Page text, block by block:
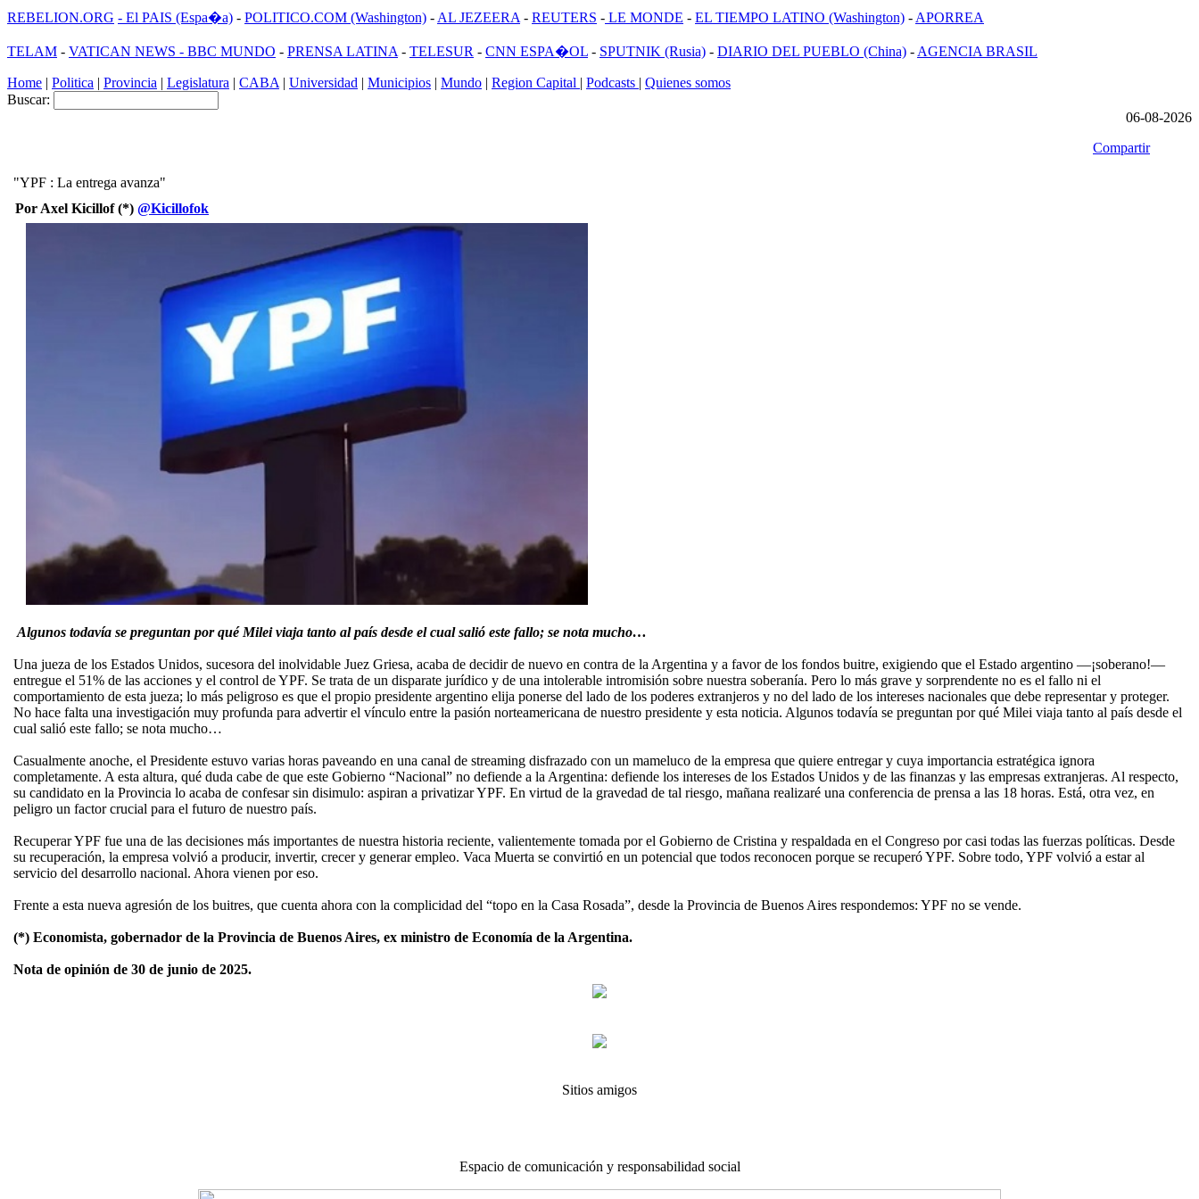
REBELION.ORG - El PAIS (Espa�a) - POLITICO.COM (Washington) - AL JEZEERA - REUTERS - LE MONDE - EL TIEMPO LATINO (Washington) - APORREA
TELAM - VATICAN NEWS - BBC MUNDO - PRENSA LATINA - TELESUR - CNN ESPA�OL - SPUTNIK (Rusia) - DIARIO DEL PUEBLO (China) - AGENCIA BRASIL
Home | Politica | Provincia | Legislatura | CABA | Universidad | Municipios | Mundo | Region Capital | Podcasts | Quienes somos
Buscar:
06-08-2026
Compartir
"YPF : La entrega avanza"
Por Axel Kicillof (*) @Kicillofok
Algunos todavía se preguntan por qué Milei viaja tanto al país desde el cual salió este fallo; se nota mucho…
Una jueza de los Estados Unidos, sucesora del inolvidable Juez Griesa, acaba de decidir de nuevo en contra de la Argentina y a favor de los fondos buitre, exigiendo que el Estado argentino —¡soberano!—
entregue el 51% de las acciones y el control de YPF. Se trata de un disparate jurídico y de una intolerable intromisión sobre nuestra soberanía. Pero lo más grave y sorprendente no es el fallo ni el
comportamiento de esta jueza; lo más peligroso es que el propio presidente argentino elija ponerse del lado de los poderes extranjeros y no del lado de los intereses nacionales que debe representar y proteger.
No hace falta una investigación muy profunda para advertir el vínculo entre la pasión norteamericana de nuestro presidente y esta noticia. Algunos todavía se preguntan por qué Milei viaja tanto al país desde el
cual salió este fallo; se nota mucho…
Casualmente anoche, el Presidente estuvo varias horas paveando en una canal de streaming disfrazado con un mameluco de la empresa que quiere entregar y cuya importancia estratégica ignora
completamente. A esta altura, qué duda cabe de que este Gobierno “Nacional” no defiende a la Argentina: defiende los intereses de los Estados Unidos y de las finanzas y las empresas extranjeras. Al respecto,
su candidato en la Provincia lo acaba de confesar sin disimulo: aspiran a privatizar YPF. En virtud de la gravedad de tal riesgo, mañana realizaré una conferencia de prensa a las 18 horas. Está, otra vez, en
peligro un factor crucial para el futuro de nuestro país.
Recuperar YPF fue una de las decisiones más importantes de nuestra historia reciente, valientemente tomada por el Gobierno de Cristina y respaldada en el Congreso por casi todas las fuerzas políticas. Desde
su recuperación, la empresa volvió a producir, invertir, crecer y generar empleo. Vaca Muerta se convirtió en un potencial que todos reconocen porque se recuperó YPF. Sobre todo, YPF volvió a estar al
servicio del desarrollo nacional. Ahora vienen por eso.
Frente a esta nueva agresión de los buitres, que cuenta ahora con la complicidad del “topo en la Casa Rosada”, desde la Provincia de Buenos Aires respondemos: YPF no se vende.
(*) Economista, gobernador de la Provincia de Buenos Aires, ex ministro de Economía de la Argentina.
Nota de opinión de 30 de junio de 2025.
Sitios amigos
Espacio de comunicación y responsabilidad social